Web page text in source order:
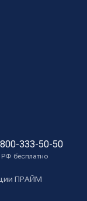
333-50-50
РФ бесплатно
ПРАЙМ